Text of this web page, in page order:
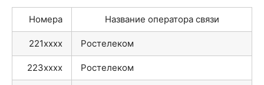
Номера Название оператора связи
221xxxx Ростелеком
223xxxx Ростелеком